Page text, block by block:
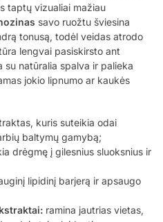
taptų vizualiai mažiau
savo ruožtu šviesina
tonusą, todėl veidas atrodo
lengvai pasiskirsto ant
su natūralia spalva ir palieka
jokio lipnumo ar kaukės
kuris suteikia odai
baltymų gamybą;
drėgmę į gilesnius sluoksnius ir
lipidinį barjerą ir apsaugo
ramina jautrias vietas,